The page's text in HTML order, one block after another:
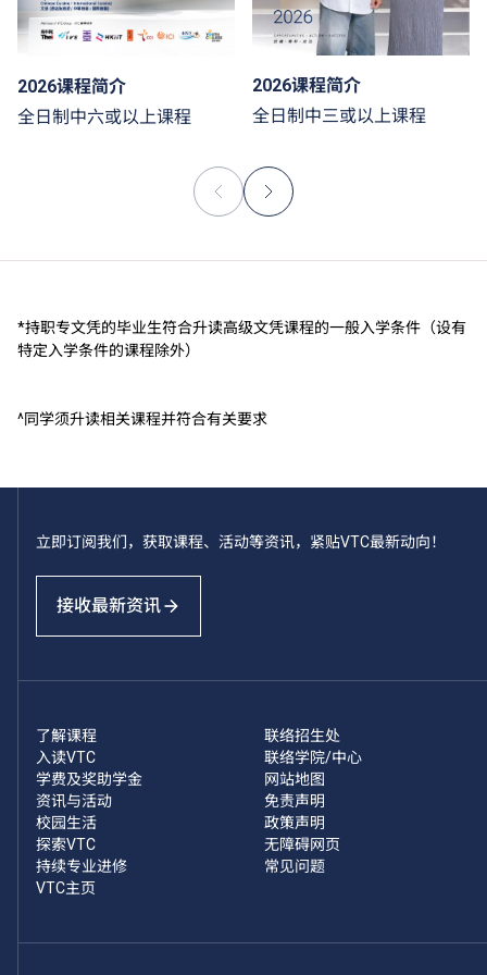
2026课程简介
全日制中六或以上课程
2026课程简介
全日制中三或以上课程
*持职专文凭的毕业生符合升读高级文凭课程的一般入学条件（设有
特定入学条件的课程除外）
^同学须升读相关课程并符合有关要求
立即订阅我们，获取课程、活动等资讯，紧贴VTC最新动向！
接收最新资讯
了解课程
入读VTC
学费及奖助学金
资讯与活动
校园生活
探索VTC
持续专业进修
VTC主页
联络招生处
联络学院/中心
网站地图
免责声明
政策声明
无障碍网页
常见问题